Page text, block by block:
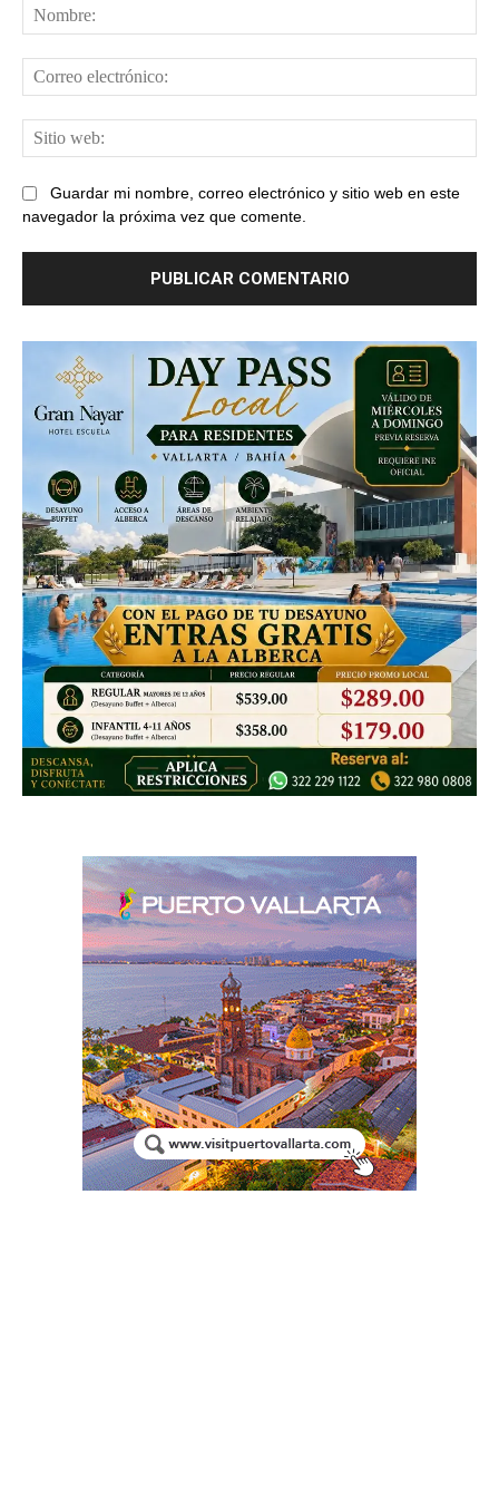
Guardar mi nombre, correo electrónico y sitio web en este
navegador la próxima vez que comente.